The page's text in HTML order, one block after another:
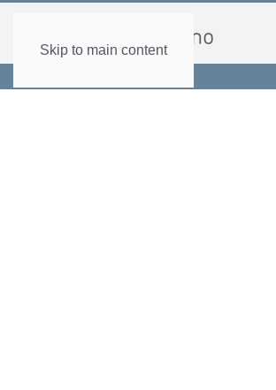
Skip to main content